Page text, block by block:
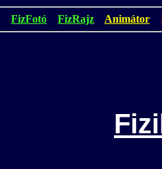
FizFotó FizRajz Animátor